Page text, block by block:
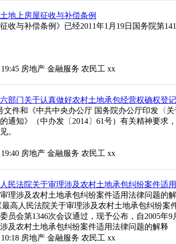
地上房屋征收与补偿条例
征收与补偿条例》已经2011年1月19日国务院第
房地产 金融服务 农民工 xx
六部门关于认真做好农村土地承包经营权确权登
文件和《中共中央办公厅 国务院办公厅印发〈
通知》（中办发〔2014〕61号）有关精神要求
。
房地产 金融服务 农民工 xx
人民法院关于审理涉及农村土地承包纠纷案件适
理涉及农村土地承包纠纷案件适用法律问题的
人民法院关于审理涉及农村土地承包纠纷案件
员会第1346次会议通过，现予公布，自2005年
涉及农村土地承包纠纷案件适用法律问题的解
房地产 金融服务 农民工 xx